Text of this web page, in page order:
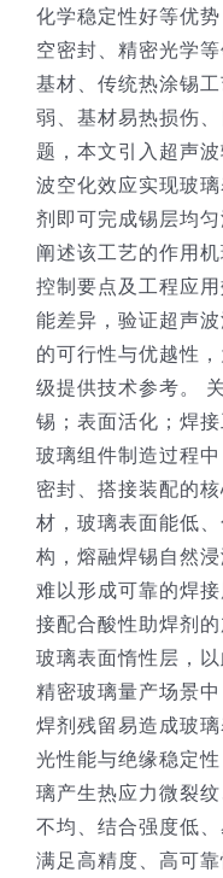
化学稳定性好等优
空密封、精密光学
基材、传统热涂锡
弱、基材易热损伤
题，本文引入超声
波空化效应实现玻
剂即可完成锡层均
阐述该工艺的作用
控制要点及工程应
能差异，验证超声
的可行性与优越性
级提供技术参考。
锡；表面活化；焊
玻璃组件制造过程
密封、搭接装配的
材，玻璃表面能低
构，熔融焊锡自然
难以形成可靠的焊
接配合酸性助焊剂
玻璃表面惰性层，
精密玻璃量产场景
焊剂残留易造成玻
光性能与绝缘稳定
璃产生热应力微裂
不均、结合强度低
满足高精度、高可